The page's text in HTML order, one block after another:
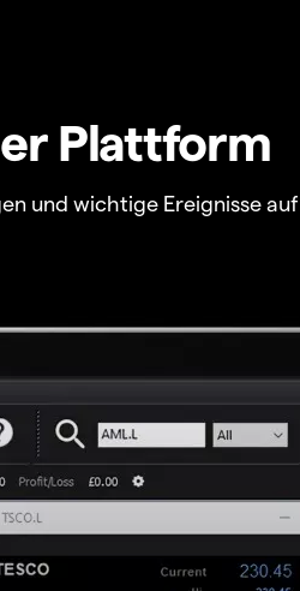
Plattform
und wichtige Ereignisse